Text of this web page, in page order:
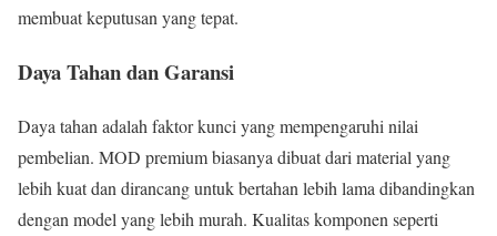
membuat keputusan yang tepat.
Daya Tahan dan Garansi
Daya tahan adalah faktor kunci yang mempengaruhi nilai
pembelian. MOD premium biasanya dibuat dari material yang
lebih kuat dan dirancang untuk bertahan lebih lama dibandingkan
dengan model yang lebih murah. Kualitas komponen seperti